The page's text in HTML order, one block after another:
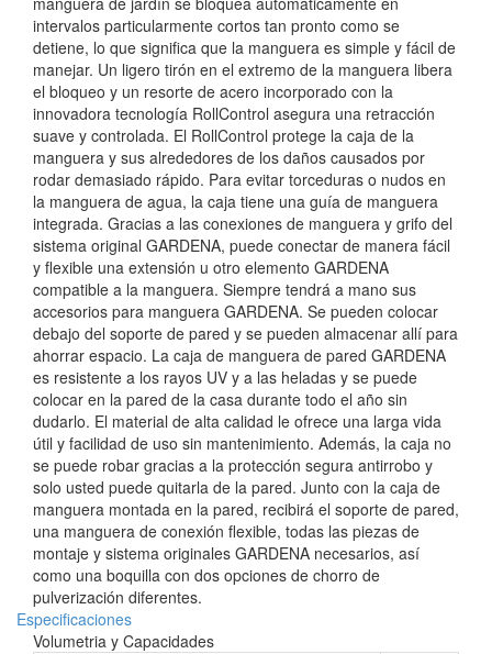
intervalos particularmente cortos tan pronto como se
detiene, lo que significa que la manguera es simple y fácil de
manejar. Un ligero tirón en el extremo de la manguera libera
el bloqueo y un resorte de acero incorporado con la
innovadora tecnología RollControl asegura una retracción
suave y controlada. El RollControl protege la caja de la
manguera y sus alrededores de los daños causados por
rodar demasiado rápido. Para evitar torceduras o nudos en
la manguera de agua, la caja tiene una guía de manguera
integrada. Gracias a las conexiones de manguera y grifo del
sistema original GARDENA, puede conectar de manera fácil
y flexible una extensión u otro elemento GARDENA
compatible a la manguera. Siempre tendrá a mano sus
accesorios para manguera GARDENA. Se pueden colocar
debajo del soporte de pared y se pueden almacenar allí para
ahorrar espacio. La caja de manguera de pared GARDENA
es resistente a los rayos UV y a las heladas y se puede
colocar en la pared de la casa durante todo el año sin
dudarlo. El material de alta calidad le ofrece una larga vida
útil y facilidad de uso sin mantenimiento. Además, la caja no
se puede robar gracias a la protección segura antirrobo y
solo usted puede quitarla de la pared. Junto con la caja de
manguera montada en la pared, recibirá el soporte de pared,
una manguera de conexión flexible, todas las piezas de
montaje y sistema originales GARDENA necesarios, así
como una boquilla con dos opciones de chorro de
pulverización diferentes.
Especificaciones
Volumetria y Capacidades